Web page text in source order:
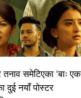
समेटिएका ‘बाः एक
दुई नयाँ पोस्टर